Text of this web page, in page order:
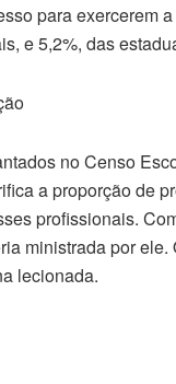
para exercerem
e 5,2%, das
no Censo
a proporção de
profissionais.
ministrada por
lecionada.